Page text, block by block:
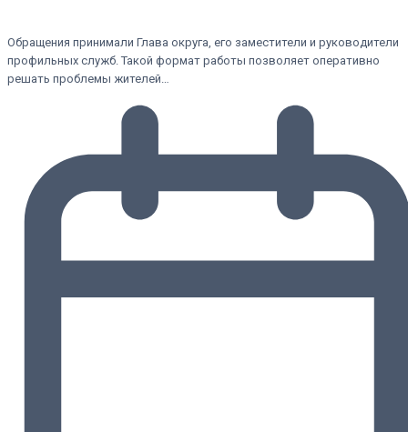
Обращения принимали Глава округа, его заместители и руководители
профильных служб. Такой формат работы позволяет оперативно
решать проблемы жителей…